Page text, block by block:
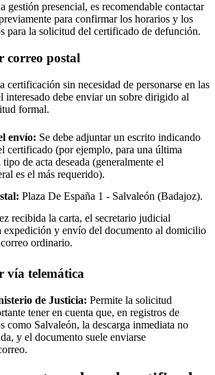
gestión presencial, es recomendable contactar
para confirmar los horarios y los
para la solicitud del certificado de defunción.
correo postal
certificación sin necesidad de personarse en las
interesado debe enviar un sobre dirigido al
formal.
envío: Se debe adjuntar un escrito indicando
certificado (por ejemplo, para una última
de acta deseada (generalmente el
es el más requerido).
Plaza De España 1 - Salvaleón (Badajoz).
recibida la carta, el secretario judicial
expedición y envío del documento al domicilio
ordinario.
vía telemática
de Justicia: Permite la solicitud
tener en cuenta que, en registros de
como Salvaleón, la descarga inmediata no
y el documento suele enviarse